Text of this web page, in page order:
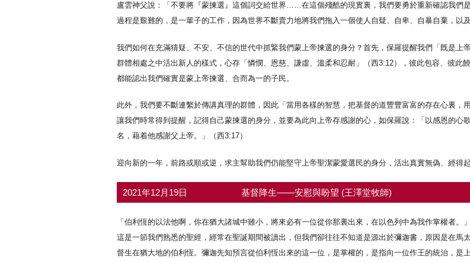
盧雲神父說：「不要將『蒙揀選』這個詞交給世界……在這個殘酷的現實裏，我們要勇於重新確認我
過程是艱難的，是一輩子的工作，因為世界不斷賣力地將我們拖入一個使人自疑、自卑、自暴自棄，以
我們如何在充滿猜疑、不安、不信的世代中抓緊我們蒙上帝揀選的身分？首先，保羅提醒我們「既是
群體相處之中活出新人的樣式，心存「憐憫、恩慈、謙虛、溫柔和忍耐」（西3:12），彼此包容、彼此
都能認出我們確實是蒙上帝揀選、合而為一的子民。
此外，我們要不斷連繫於傳講真理的群體，因此「當用各樣的智慧，把基督的道豐豐富富的存在心裏
讓我們時常得到提醒，記得自己蒙揀選的身分，並要為此向上帝存感謝的心，如保羅說：「以感恩的心
名，藉着他感謝父上帝。」（西3:17）
迎向新的一年，前路或順或逆，求主幫助我們仍能堅守上帝聖潔蒙愛選民的身分，活出真實無偽、經得
2021年12月19日 基督降生——安慰與盼望 (王澤堂牧師)
「伯利恆的以法他啊，你在猶大諸城中雖小，將來必有一位從你那裏出來，在以色列中為我作掌權者。
這是一節我們熟悉的聖經，經常在聖誕期間被讀出，但我們卻往往不知道是源出於彌迦書，原因是在
督生在猶大地的伯利恆。彌迦先知預言從伯利恆出來的這一位，是掌權的，是指向一位作王的統治，